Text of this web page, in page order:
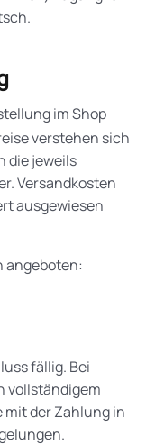
im Shop
verstehen sich
die jeweils
Versandkosten
ausgewiesen
angeboten:
fällig. Bei
vollständigem
mit der Zahlung in